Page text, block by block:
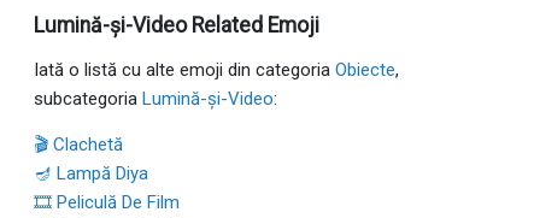
Lumină-și-Video Related Emoji
Iată o listă cu alte emoji din categoria Obiecte,
subcategoria Lumină-și-Video:
🎬 Clachetă
🪔 Lampă Diya
🎞 Peliculă De Film